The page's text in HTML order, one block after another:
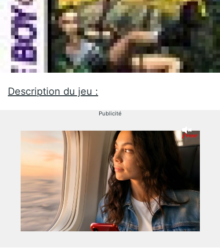
Description du jeu :
Publicité